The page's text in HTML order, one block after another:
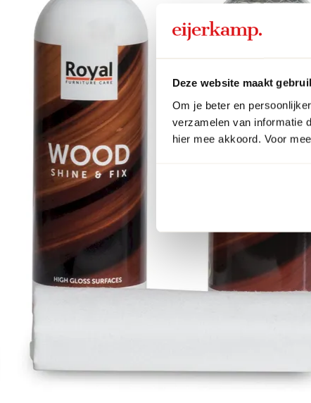
Deze website maakt
Om je beter en
verzamelen van informatie
hier mee akkoord. Voor